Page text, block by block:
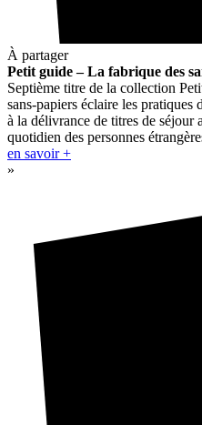
À partager
Petit guide – La fabrique des
Septième titre de la collection
sans-papiers éclaire les pratiques
à la délivrance de titres de séjour
quotidien des personnes
en savoir +
»